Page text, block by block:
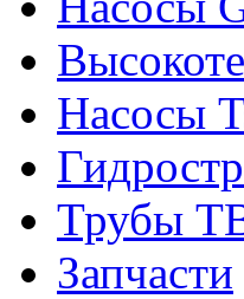
Насосы
Трубы
Запчасти